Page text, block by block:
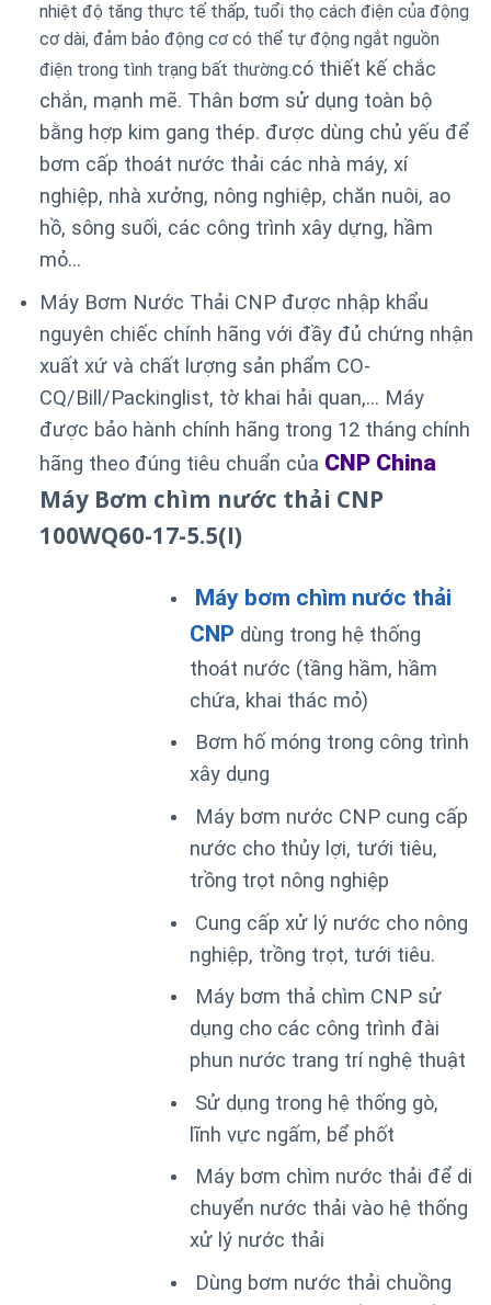
nhiệt độ tăng thực tế thấp, tuổi thọ cách điện của động
cơ dài, đảm bảo động cơ có thể tự động ngắt nguồn
điện trong tình trạng bất thường.có thiết kế chắc
chắn, mạnh mẽ. Thân bơm sử dụng toàn bộ
bằng hợp kim gang thép. được dùng chủ yếu để
bơm cấp thoát nước thải các nhà máy, xí
nghiệp, nhà xưởng, nông nghiệp, chăn nuôi, ao
hồ, sông suối, các công trình xây dựng, hầm
mỏ…
Máy Bơm Nước Thải CNP được nhập khẩu
nguyên chiếc chính hãng với đầy đủ chứng nhận
xuất xứ và chất lượng sản phẩm CO-
CQ/Bill/Packinglist, tờ khai hải quan,… Máy
được bảo hành chính hãng trong 12 tháng chính
hãng theo đúng tiêu chuẩn của CNP China
Máy Bơm chìm nước thải CNP
100WQ60-17-5.5(I)
Máy bơm chìm nước thải
CNP dùng trong hệ thống
thoát nước (tầng hầm, hầm
chứa, khai thác mỏ)
Bơm hố móng trong công trình
xây dụng
Máy bơm nước CNP cung cấp
nước cho thủy lợi, tưới tiêu,
trồng trọt nông nghiệp
Cung cấp xử lý nước cho nông
nghiệp, trồng trọt, tưới tiêu.
Máy bơm thả chìm CNP sử
dụng cho các công trình đài
phun nước trang trí nghệ thuật
Sử dụng trong hệ thống gò,
lĩnh vực ngấm, bể phốt
Máy bơm chìm nước thải để di
chuyển nước thải vào hệ thống
xử lý nước thải
Dùng bơm nước thải chuồng